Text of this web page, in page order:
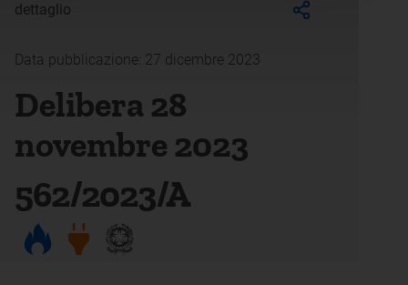
dettaglio
Data pubblicazione: 27 dicembre 2023
Delibera 28
novembre 2023
562/2023/A